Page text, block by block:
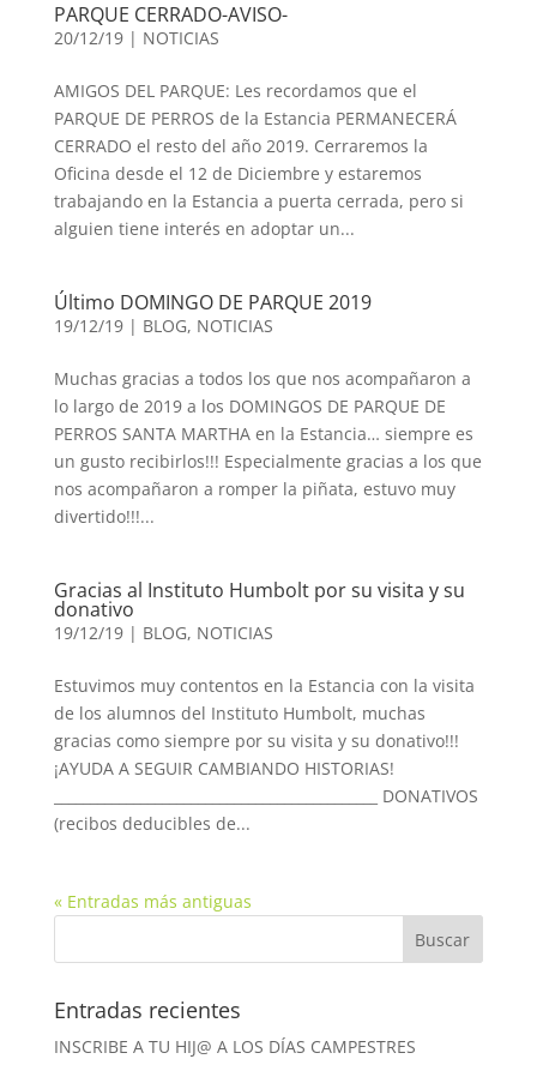
PARQUE CERRADO-AVISO-
20/12/19| NOTICIAS
AMIGOS DEL PARQUE: Les recordamos que el
PARQUE DE PERROS de la Estancia PERMANECERÁ
CERRADO el resto del año 2019. Cerraremos la
Oficina desde el 12 de Diciembre y estaremos
trabajando en la Estancia a puerta cerrada, pero si
alguien tiene interés en adoptar un...
Último DOMINGO DE PARQUE 2019
19/12/19| BLOG, NOTICIAS
Muchas gracias a todos los que nos acompañaron a
lo largo de 2019 a los DOMINGOS DE PARQUE DE
PERROS SANTA MARTHA en la Estancia… siempre es
un gusto recibirlos!!! Especialmente gracias a los que
nos acompañaron a romper la piñata, estuvo muy
divertido!!!...
Gracias al Instituto Humbolt por su visita y su
donativo
19/12/19| BLOG, NOTICIAS
Estuvimos muy contentos en la Estancia con la visita
de los alumnos del Instituto Humbolt, muchas
gracias como siempre por su visita y su donativo!!!
¡AYUDA A SEGUIR CAMBIANDO HISTORIAS!
_____________________________________________ DONATIVOS
(recibos deducibles de...
« Entradas más antiguas
Entradas recientes
INSCRIBE A TU HIJ@ A LOS DÍAS CAMPESTRES